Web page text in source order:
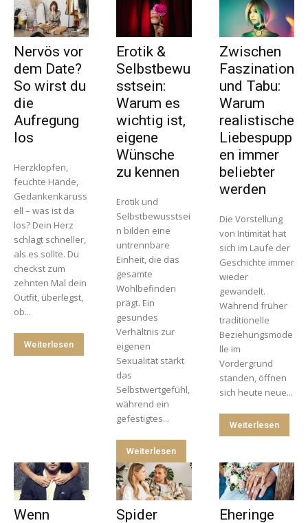
Nervös vor
dem Date?
So wirst du
die
Aufregung
los
Herzklopfen,
feuchte Hände,
Gedankenkaruss
ell – was ist da
los? Dein Herz
schlägt schneller,
als es sollte. Du
checkst zum
zehnten Mal dein
Outfit, überlegst,
ob...
Weiterlesen
Erotik &
Selbstbewu
sstsein:
Warum es
wichtig ist,
eigene
Wünsche
zu kennen
Erotik und
Selbstbewusstsei
n bilden eine
untrennbare
Einheit, die das
gesamte
Wohlbefinden
prägt. Ein
gesundes
Verhältnis zur
eigenen
Sexualität stärkt
das
Selbstwertgefühl,
während ein
gefestigtes...
Weiterlesen
Zwischen
Faszination
und Tabu:
Warum
realistische
Liebespupp
en immer
beliebter
werden
Die Vorstellung
von Intimität hat
sich im Laufe der
Geschichte immer
wieder
gewandelt.
Während früher
traditionelle
Beziehungsmode
lle im
Vordergrund
standen, öffnen
sich heute neue...
Weiterlesen
Wenn Spider Eheringe